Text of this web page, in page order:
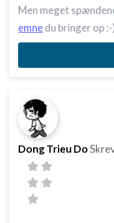
Men meget
emnedu bringer op :-
Dong Trieu Do